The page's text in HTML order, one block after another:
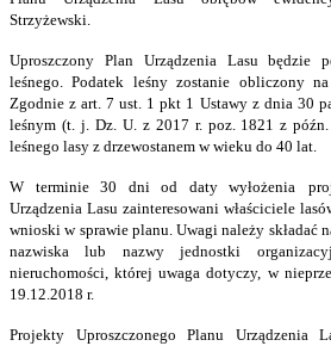
Strzyżewski.
Uproszczony Plan Urządzenia Lasu będzie
leśnego. Podatek leśny zostanie obliczony na
Zgodnie z art. 7 ust. 1 pkt 1 Ustawy z dnia 30
leśnym (t. j. Dz. U. z 2017 r. poz. 1821 z
leśnego lasy z drzewostanem w wieku do 40 lat.
W terminie 30 dni od daty wyłożenia
Urządzenia Lasu zainteresowani właściciele
wnioski w sprawie planu. Uwagi należy składać
nazwiska lub nazwy jednostki
nieruchomości, której uwaga dotyczy, w
19.12.2018 r.
Projekty Uproszczonego Planu Urządzenia